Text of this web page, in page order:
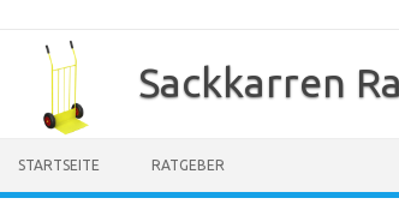
springen
Sackkarren
STARTSEITE RATGEBER